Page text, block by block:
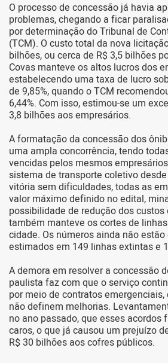
O processo de concessão já havia
problemas, chegando a ficar
por determinação do Tribunal de
(TCM). O custo total da nova
bilhões, ou cerca de R$ 3,5 bilhões
Covas manteve os altos lucros dos
estabelecendo uma taxa de lucro
de 9,85%, quando o TCM
6,44%. Com isso, estimou-se um
3,8 bilhões aos empresários.
A formatação da concessão dos
uma ampla concorrência, tendo
vencidas pelos mesmos
sistema de transporte coletivo
vitória sem dificuldades, todas as
valor máximo definido no edital,
possibilidade de redução dos
também manteve os cortes de
cidade. Os números ainda não
estimados em 149 linhas extintas e
A demora em resolver a concessão
paulista faz com que o serviço
por meio de contratos
não definem melhorias.
no ano passado, que esses acordos
caros, o que já causou um prejuízo
R$ 30 bilhões aos cofres públicos.